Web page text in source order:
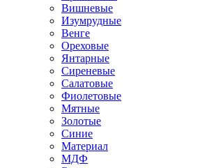
Вишневые
Изумрудные
Венге
Ореховые
Янтарные
Сиреневые
Салатовые
Фиолетовые
Мятные
Золотые
Синие
Материал
МДФ